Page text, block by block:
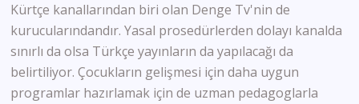
Kürtçe kanallarından biri olan Denge Tv'nin de
kurucularındandır. Yasal prosedürlerden dolayı kanalda
sınırlı da olsa Türkçe yayınların da yapılacağı da
belirtiliyor. Çocukların gelişmesi için daha uygun
programlar hazırlamak için de uzman pedagoglarla